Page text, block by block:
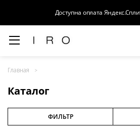
Доступна оплата
Главная
Каталог
ФИЛЬТР